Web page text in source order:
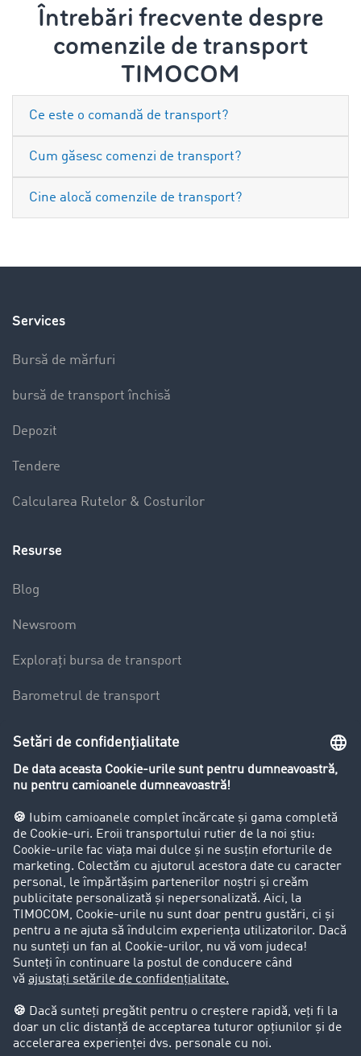
Întrebări frecvente despre
comenzile de transport
TIMOCOM
Ce este o comandă de transport?
Cum găsesc comenzi de transport?
Cine alocă comenzile de transport?
Services
Bursă de mărfuri
bursă de transport închisă
Depozit
Tendere
Calcularea Rutelor & Costurilor
Resurse
Blog
Newsroom
Explorați bursa de transport
Barometrul de transport
Lexicon de Transport
Restricții de circulație pentru autocamioane
Firma
Success Stories
Clienții aduc clienți
Aspecte legale
Impressum
Protecția datelor